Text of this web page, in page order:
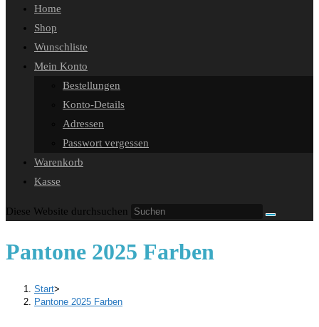
Home
Shop
Wunschliste
Mein Konto
Bestellungen
Konto-Details
Adressen
Passwort vergessen
Warenkorb
Kasse
Diese Website durchsuchen
Pantone 2025 Farben
Start>
Pantone 2025 Farben